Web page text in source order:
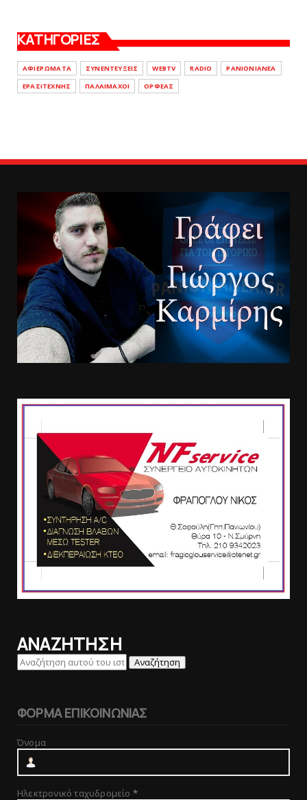
ΚΑΤΗΓΟΡΙΕΣ
ΑΦΙΕΡΩΜΑΤΑ ΣΥΝΕΝΤΕΥΞΕΙΣ WEBTV RADIO
PANIONIANEA
ΕΡΑΣΙΤΕΧΝΗΣ
ΠΑΛΑΙΜΑΧΟΙ ΟΡΦΕΑΣ
ΑΝΑΖΗΤΗΣΗ
ΦΟΡΜΑ ΕΠΙΚΟΙΝΩΝΙΑΣ
Όνομα
Ηλεκτρονικό ταχυδρομείο *